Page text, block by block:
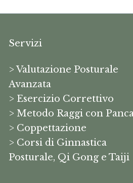
Servizi
> Valutazione Posturale
Avanzata
> Esercizio Correttivo
> Metodo Raggi con
> Coppettazione
> Corsi di Ginnastica
Posturale, Qi Gong e Taiji